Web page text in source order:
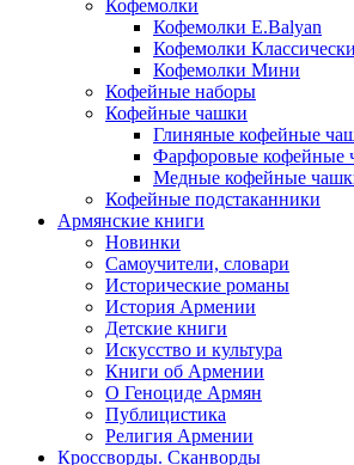
Кофемолки
Кофемолки E.Balyan
Кофемолки
Кофемолки Мини
Кофейные наборы
Кофейные чашки
Глиняные кофейные
Фарфоровые кофейные
Медные кофейные
Кофейные подстаканники
Армянские книги
Новинки
Самоучители, словари
Исторические романы
История Армении
Детские книги
Иcкусство и культура
Книги об Армении
О Геноциде Армян
Публицистика
Религия Армении
Кроссворды. Сканворды